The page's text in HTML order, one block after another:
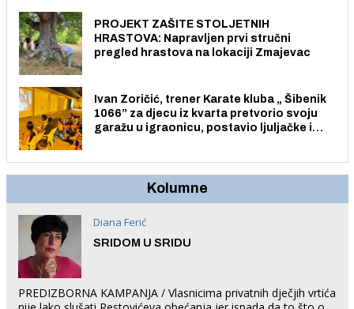
PROJEKT ZAŠITE STOLJETNIH
HRASTOVA: Napravljen prvi stručni
pregled hrastova na lokaciji Zmajevac
Ivan Zoričić, trener Karate kluba „ Šibenik
1066” za djecu iz kvarta pretvorio svoju
garažu u igraonicu, postavio ljuljačke i
Kolumne
Diana Ferić
SRIDOM U SRIDU
PREDIZBORNA KAMPANJA / Vlasnicima privatnih dječjih vrtića